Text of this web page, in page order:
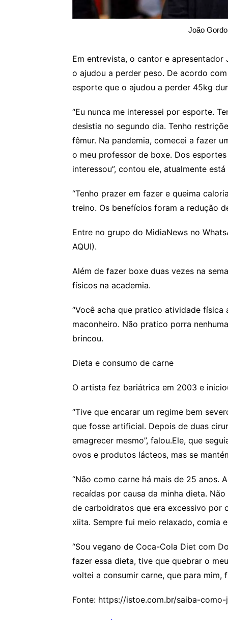
João
Em entrevista, o cantor e
o ajudou a perder peso. De acordo
esporte que o ajudou a perder 45kg
“Eu nunca me interessei por esporte.
desistia no segundo dia. Tenho
fêmur. Na pandemia, comecei a fazer
o meu professor de boxe. Dos
interessou”, contou ele, atualmente
“Tenho prazer em fazer e queima
treino. Os benefícios foram a redução
Entre no grupo do MidiaNews no
AQUI).
Além de fazer boxe duas vezes na
físicos na academia.
“Você acha que pratico atividade
maconheiro. Não pratico porra
brincou.
Dieta e consumo de carne
O artista fez bariátrica em 2003 e
“Tive que encarar um regime bem
que fosse artificial. Depois de duas
emagrecer mesmo”, falou.Ele, que
ovos e produtos lácteos, mas se
“Não como carne há mais de 25 anos.
recaídas por causa da minha dieta.
de carboidratos que era excessivo por
xiita. Sempre fui meio relaxado, comia
“Sou vegano de Coca-Cola Diet com
fazer essa dieta, tive que quebrar o
voltei a consumir carne, que para mim,
Fonte: https://istoe.com.br/saiba-